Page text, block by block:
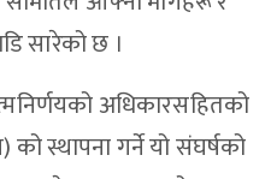
सारेको छ ।
अधिकारसहितको
को स्थापना गर्ने यो संघर्षको